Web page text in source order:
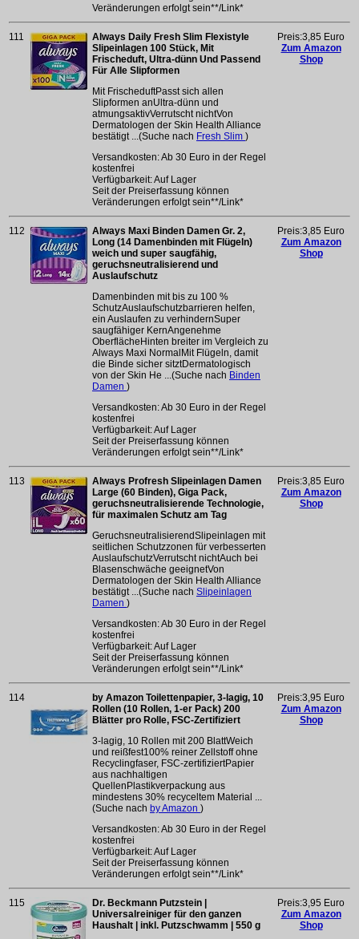
Veränderungen erfolgt sein**/Link*
111
Always Daily Fresh Slim Flexistyle
Slipeinlagen 100 Stück, Mit
Frischeduft, Ultra-dünn Und Passend
Für Alle Slipformen
Mit FrischeduftPasst sich allen
Slipformen anUltra-dünn und
atmungsaktivVerrutscht nichtVon
Dermatologen der Skin Health Alliance
bestätigt ...(Suche nach Fresh Slim )
Versandkosten: Ab 30 Euro in der Regel
kostenfrei
Verfügbarkeit: Auf Lager
Seit der Preiserfassung können
Veränderungen erfolgt sein**/Link*
Preis:3,85 Euro
Zum Amazon
Shop
112
Always Maxi Binden Damen Gr. 2,
Long (14 Damenbinden mit Flügeln)
weich und super saugfähig,
geruchsneutralisierend und
Auslaufschutz
Damenbinden mit bis zu 100 %
SchutzAuslaufschutzbarrieren helfen,
ein Auslaufen zu verhindernSuper
saugfähiger KernAngenehme
OberflächeHinten breiter im Vergleich zu
Always Maxi NormalMit Flügeln, damit
die Binde sicher sitztDermatologisch
von der Skin He ...(Suche nach Binden
Damen )
Versandkosten: Ab 30 Euro in der Regel
kostenfrei
Verfügbarkeit: Auf Lager
Seit der Preiserfassung können
Veränderungen erfolgt sein**/Link*
Preis:3,85 Euro
Zum Amazon
Shop
113
Always Profresh Slipeinlagen Damen
Large (60 Binden), Giga Pack,
geruchsneutralisierende Technologie,
für maximalen Schutz am Tag
GeruchsneutralisierendSlipeinlagen mit
seitlichen Schutzzonen für verbesserten
AuslaufschutzVerrutscht nichtAuch bei
Blasenschwäche geeignetVon
Dermatologen der Skin Health Alliance
bestätigt ...(Suche nach Slipeinlagen
Damen )
Versandkosten: Ab 30 Euro in der Regel
kostenfrei
Verfügbarkeit: Auf Lager
Seit der Preiserfassung können
Veränderungen erfolgt sein**/Link*
Preis:3,85 Euro
Zum Amazon
Shop
114
by Amazon Toilettenpapier, 3-lagig, 10
Rollen (10 Rollen, 1-er Pack) 200
Blätter pro Rolle, FSC-Zertifiziert
3-lagig, 10 Rollen mit 200 BlattWeich
und reißfest100% reiner Zellstoff ohne
Recyclingfaser, FSC-zertifiziertPapier
aus nachhaltigen
QuellenPlastikverpackung aus
mindestens 30% recyceltem Material ...
(Suche nach by Amazon )
Versandkosten: Ab 30 Euro in der Regel
kostenfrei
Verfügbarkeit: Auf Lager
Seit der Preiserfassung können
Veränderungen erfolgt sein**/Link*
Preis:3,95 Euro
Zum Amazon
Shop
115
Dr. Beckmann Putzstein |
Universalreiniger für den ganzen
Haushalt | inkl. Putzschwamm | 550 g
Preis:3,95 Euro
Zum Amazon
Shop